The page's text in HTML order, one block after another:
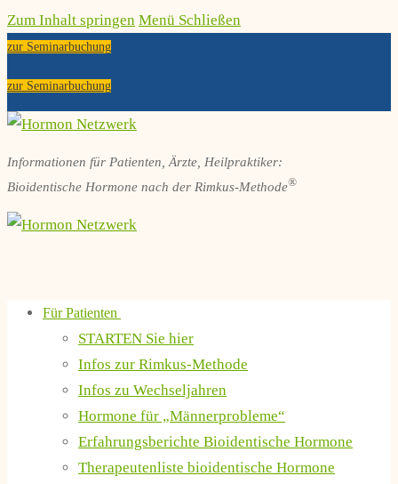
Zum Inhalt springen Menü Schließen
zur Seminarbuchung
zur Seminarbuchung
Informationen für Patienten, Ärzte, Heilpraktiker:
Bioidentische Hormone nach der Rimkus-Methode®
Für Patienten
STARTEN Sie hier
Infos zur Rimkus-Methode
Infos zu Wechseljahren
Hormone für „Männerprobleme“
Erfahrungsberichte Bioidentische Hormone
Therapeutenliste bioidentische Hormone